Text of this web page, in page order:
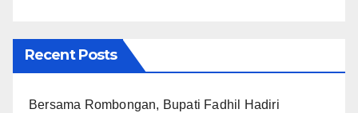
Recent Posts
Bersama Rombongan, Bupati Fadhil Hadiri